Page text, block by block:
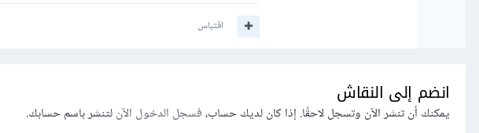
اقتباس
انضم إلى النقاش
يمكنك أن تنشر الآن وتسجل لاحقًا. إذا كان لديك حساب،فسجل الدخول الآنلتنشر باسم حسابك.